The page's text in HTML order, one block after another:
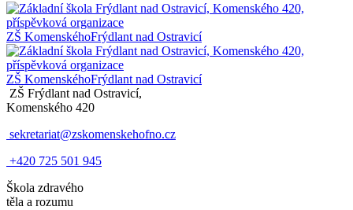
ZŠ KomenskéhoFrýdlant nad Ostravicí
ZŠ KomenskéhoFrýdlant nad Ostravicí
ZŠ Frýdlant nad Ostravicí,
Komenského 420
sekretariat@zskomenskehofno.cz
+420 725 501 945
Škola zdravého
těla a rozumu